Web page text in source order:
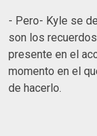
- Pero- Kyle se
son los
presente en el
momento en el
de hacerlo.